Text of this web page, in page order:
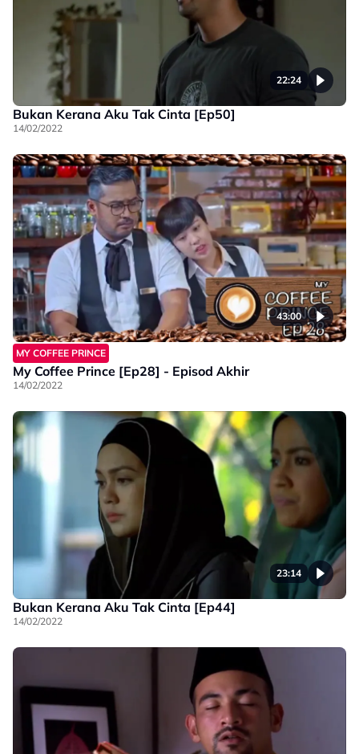
22:24
Bukan Kerana Aku Tak Cinta [Ep50]
14/02/2022
43:00
MY COFFEE PRINCE
My Coffee Prince [Ep28] - Episod Akhir
14/02/2022
23:14
Bukan Kerana Aku Tak Cinta [Ep44]
14/02/2022